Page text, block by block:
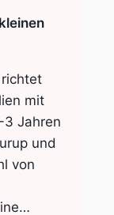
mit
3 Jahren
und
von